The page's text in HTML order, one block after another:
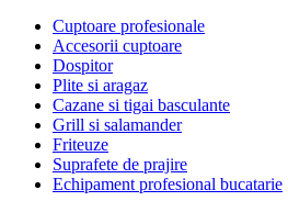
Cuptoare profesionale
Accesorii cuptoare
Dospitor
Plite si aragaz
Cazane si tigai basculante
Grill si salamander
Friteuze
Suprafete de prajire
Echipament profesional bucatarie